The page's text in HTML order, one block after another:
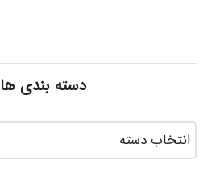
دسته بندی ها